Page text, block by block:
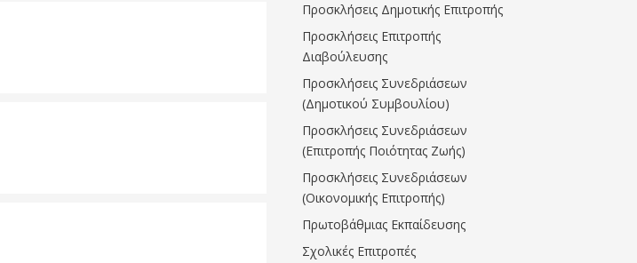
Προσκλήσεις Δημοτικής Επιτροπής
Προσκλήσεις Επιτροπής
Διαβούλευσης
Προσκλήσεις Συνεδριάσεων
(Δημοτικού Συμβουλίου)
Προσκλήσεις Συνεδριάσεων
(Επιτροπής Ποιότητας Ζωής)
Προσκλήσεις Συνεδριάσεων
(Οικονομικής Επιτροπής)
Πρωτοβάθμιας Εκπαίδευσης
Σχολικές Επιτροπές